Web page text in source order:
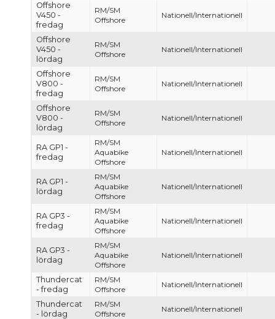
Offshore
V450 -
fredag
RM/SM
Offshore
Nationell/Internationell
Offshore
V450 -
lördag
RM/SM
Offshore
Nationell/Internationell
Offshore
V800 -
fredag
RM/SM
Offshore
Nationell/Internationell
Offshore
V800 -
lördag
RM/SM
Offshore
Nationell/Internationell
RA GP1 -
fredag
RM/SM
Aquabike
Offshore
Nationell/Internationell
RA GP1 -
lördag
RM/SM
Aquabike
Offshore
Nationell/Internationell
RA GP3 -
fredag
RM/SM
Aquabike
Offshore
Nationell/Internationell
RA GP3 -
lördag
RM/SM
Aquabike
Offshore
Nationell/Internationell
Thundercat
- fredag
RM/SM
Offshore
Nationell/Internationell
Thundercat
- lördag
RM/SM
Offshore
Nationell/Internationell